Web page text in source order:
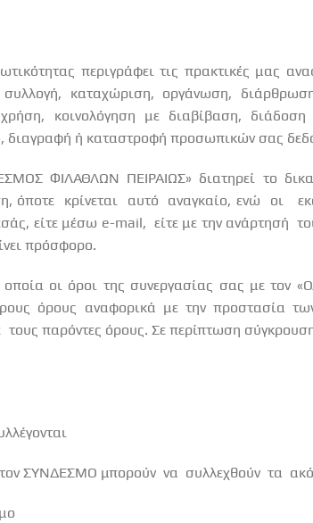
περιγράφει τις πρακτικές μας
καταχώριση, οργάνωση,
χρήση, κοινολόγηση με διαβίβαση, διάδοση
διαγραφή ή καταστροφή προσωπικών σας
ΦΙΛΑΘΛΩΝ ΠΕΙΡΑΙΩΣ» διατηρεί το
όποτε
κρίνεται αυτό αναγκαίο, ενώ οι
είτε μέσω e-mail, είτε με την ανάρτησή
πρόσφορο.
οποία οι όροι της συνεργασίας σας με
όρους αναφορικά με την προστασία
τους παρόντες όρους. Σε περίπτωση
ΣΥΝΔΕΣΜΟ μπορούν να συλλεχθούν τα